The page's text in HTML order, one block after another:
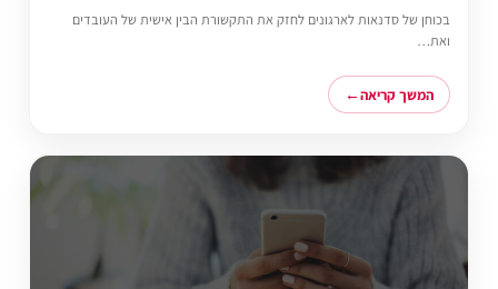
בכוחן של סדנאות לארגונים לחזק את התקשורת הבין אישית של העובדים
ואת…
המשך קריאה